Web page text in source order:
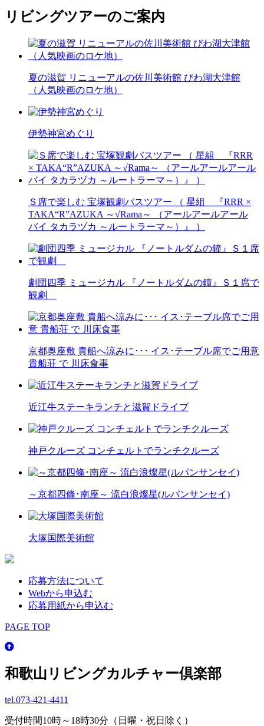
リビングツアーのご案内
夏の滋賀 リニューアルの佐川美術館 びわ湖大津館
（人気映画のロケ地）
伊勢神宮めぐり
Ｓ席で楽しむ 宝塚観劇バスツアー （ 星組 『RRR ×
TAKA“R”AZUKA ～√Rama～ （アールアールアール
バイ タカラヅカ ～ルートラーマ～）』 ）
劇団四季 ミュージカル 『ノートルダムの鐘』Ｓ１席で
観劇
京都奥座敷 貴船へ涼みに･･･ イス･テーブル席でご用意
貴船荘 で 川床食事
近江牛ステーキランチと滋賀ドライブ
神戸クルーズ コンチェルトでランチクルーズ
～京都四條･南座～ 流白浪燦星(ルパンサンセイ)
大塚国際美術館
応募方法について
Webから申込む
応募用紙から申込む
PAGE TOP
和歌山リビングカルチャー倶楽部
tel.073-421-4411
受付時間10時～18時30分（日曜・祝日除く）